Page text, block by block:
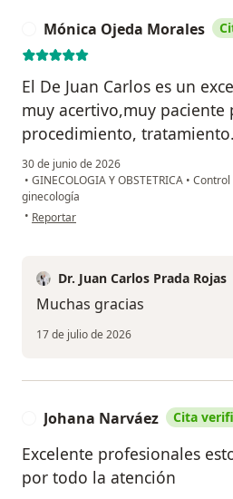
Mónica Ojeda Morales
El De Juan Carlos es un
muy acertivo,muy paciente
procedimiento, tratamiento.
30 de junio de 2026
• GINECOLOGIA Y OBSTETRICA • Control
ginecología
• en opinión del usuario Mónica Ojeda
Reportar
Dr. Juan Carlos Prada Rojas
Muchas gracias
17 de julio de 2026
Johana Narváez Cita
Excelente profesionales
por todo la atención